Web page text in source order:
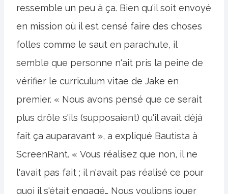
ressemble un peu à ça. Bien qu'il soit envoyé
en mission où il est censé faire des choses
folles comme le saut en parachute, il
semble que personne n'ait pris la peine de
vérifier le curriculum vitae de Jake en
premier. « Nous avons pensé que ce serait
plus drôle s'ils (supposaient) qu'il avait déjà
fait ça auparavant », a expliqué Bautista à
ScreenRant. « Vous réalisez que non, il ne
l'avait pas fait ; il n'avait pas réalisé ce pour
quoi il s'était engagé… Nous voulions jouer